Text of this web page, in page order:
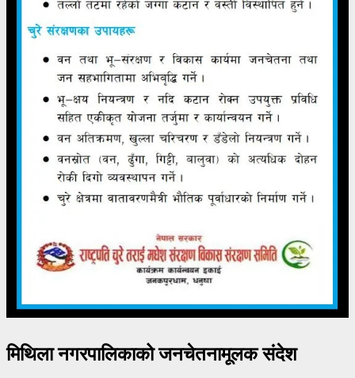
मिथिला नगरपालिकाको जनचेतनामूलक संदेश